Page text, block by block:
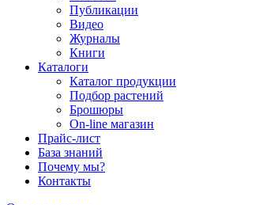
Публикации
Видео
Журналы
Книги
Каталоги
Каталог продукции
Подбор растений
Брошюры
On-line магазин
Прайс-лист
База знаний
Почему мы?
Контакты